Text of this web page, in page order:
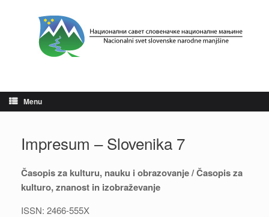
Menu
Impresum – Slovenika 7
Časopis za kulturu, nauku i obrazovanje / Časopis za
kulturo, znanost in izobraževanje
ISSN: 2466-555X